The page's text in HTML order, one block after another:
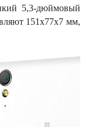
5,3-дюймовый
151х77х7 мм,